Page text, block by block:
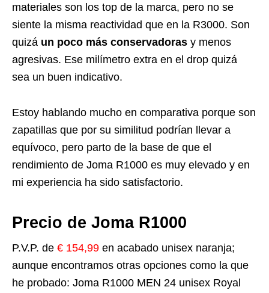
materiales son los top de la marca, pero no se
siente la misma reactividad que en la R3000. Son
quizá un poco más conservadoras y menos
agresivas. Ese milímetro extra en el drop quizá
sea un buen indicativo.
Estoy hablando mucho en comparativa porque son
zapatillas que por su similitud podrían llevar a
equívoco, pero parto de la base de que el
rendimiento de Joma R1000 es muy elevado y en
mi experiencia ha sido satisfactorio.
Precio de Joma R1000
P.V.P. de € 154,99 en acabado unisex naranja;
aunque encontramos otras opciones como la que
he probado: Joma R1000 MEN 24 unisex Royal